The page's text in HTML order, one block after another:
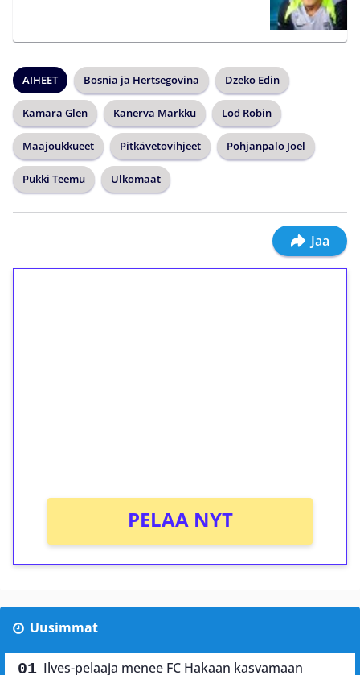
AIHEET Bosnia ja Hertsegovina Dzeko Edin
Kamara Glen Kanerva Markku Lod Robin
Maajoukkueet Pitkävetovihjeet Pohjanpalo Joel
Pukki Teemu Ulkomaat
Jaa
PELAA NYT
Uusimmat
Ilves-pelaaja menee FC Hakaan kasvamaan